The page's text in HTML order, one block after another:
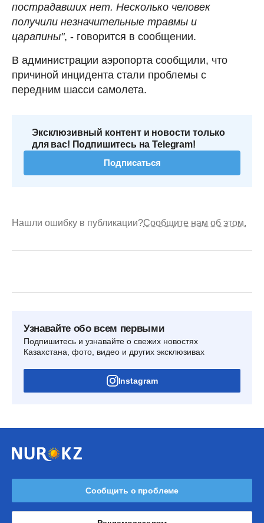
пострадавших нет. Несколько человек
получили незначительные травмы и
царапины", - говорится в сообщении.
В администрации аэропорта сообщили, что
причиной инцидента стали проблемы с
передним шасси самолета.
Эксклюзивный контент и новости только
для вас! Подпишитесь на Telegram!
Подписаться
Нашли ошибку в публикации?Сообщите нам об этом.
Узнавайте обо всем первыми
Подпишитесь и узнавайте о свежих новостях
Казахстана, фото, видео и других эксклюзивах
Instagram
Сообщить о проблеме